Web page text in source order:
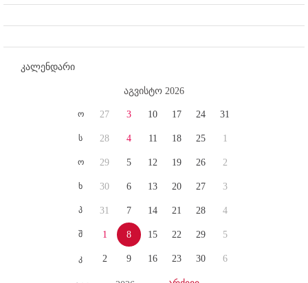
კალენდარი
აგვისტო 2026
ო
ს
ო
ხ
პ
შ
კ
27
28
29
30
31
1
2
3
4
5
6
7
8
9
10
11
12
13
14
15
16
17
18
19
20
21
22
23
24
25
26
27
28
29
30
31
1
2
3
4
5
6